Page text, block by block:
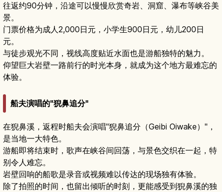
往返约90分钟，沿途可以慢慢欣赏奇岩、洞窟、瀑布等峡谷美
景。
门票价格为成人2,000日元，小学生900日元，幼儿200日
元。
与徒步观光不同，视线高度贴近水面也是游船独特的魅力。
仰望巨大岩壁一路前行的时光本身，就成为这个地方最难忘的
体验。
船夫演唱的"猊鼻追分"
在猊鼻溪，返程时船夫会演唱"猊鼻追分（Geibi Oiwake）"，
是当地一大特色。
游船即将结束时，歌声在峡谷间回荡，与景色交织在一起，特
别令人难忘。
岩壁回响的船歌是录音或视频难以传达的现场独有体验。
除了拍照的时间，也留出倾听的时刻，更能感受到猊鼻溪的独